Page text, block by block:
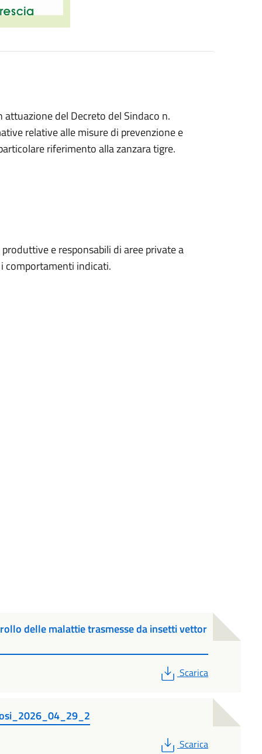
attuazione del Decreto del Sindaco n.
relative alle misure di prevenzione e
riferimento alla zanzara tigre.
e responsabili di aree private a
comportamenti indicati.
delle malattie trasmesse da insetti vettor
PDF
Scarica
PDF
Scarica